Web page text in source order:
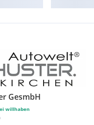
GesmbH
willhaben